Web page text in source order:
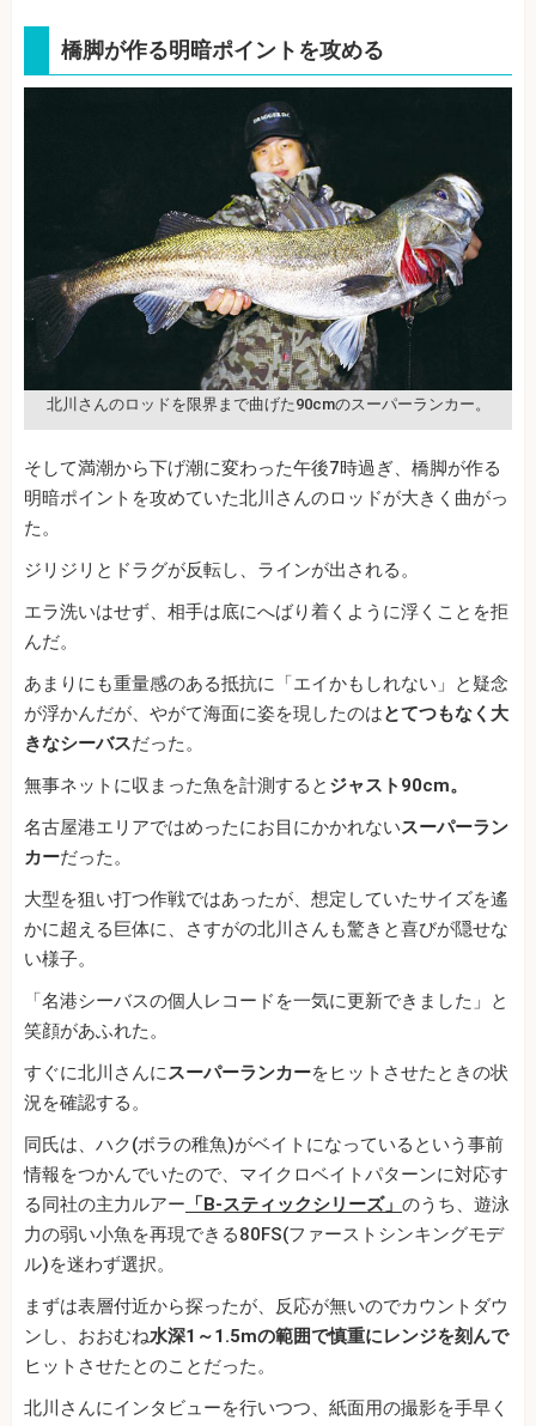
橋脚が作る明暗ポイントを攻める
北川さんのロッドを限界まで曲げた90cmのスーパーランカー。
そして満潮から下げ潮に変わった午後7時過ぎ、橋脚が作る
明暗ポイントを攻めていた北川さんのロッドが大きく曲がっ
た。
ジリジリとドラグが反転し、ラインが出される。
エラ洗いはせず、相手は底にへばり着くように浮くことを拒
んだ。
あまりにも重量感のある抵抗に「エイかもしれない」と疑念
が浮かんだが、やがて海面に姿を現したのはとてつもなく大
きなシーバスだった。
無事ネットに収まった魚を計測すると ジャスト90cm。
名古屋港エリアではめったにお目にかかれないスーパーラン
カーだった。
大型を狙い打つ作戦ではあったが、想定していたサイズを遙
かに超える巨体に、さすがの北川さんも驚きと喜びが隠せな
い様子。
「名港シーバスの個人レコードを一気に更新できました」と
笑顔があふれた。
すぐに北川さんにスーパーランカーをヒットさせたときの状
況を確認する。
同氏は、ハク(ボラの稚魚)がベイトになっているという事前
情報をつかんでいたので、マイクロベイトパターンに対応す
る同社の主力ルアー 「B‐スティックシリーズ」 のうち、遊泳
力の弱い小魚を再現できる80FS(ファーストシンキングモデ
ル)を迷わず選択。
まずは表層付近から探ったが、反応が無いのでカウントダウ
ンし、おおむね水深1～1.5mの範囲で慎重にレンジを刻んで
ヒットさせたとのことだった。
北川さんにインタビューを行いつつ、紙面用の撮影を手早く